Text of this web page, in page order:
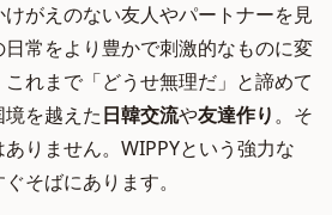
がえのない友人やパートナーを見
常をより豊かで刺激的なものに変
れまで「どうせ無理だ」と諦めて
を越えた日韓交流や友達作り。そ
りません。WIPPYという強力な
そばにあります。